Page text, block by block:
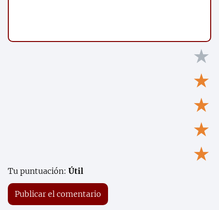
★
★
★
★
★
Tu puntuación: Útil